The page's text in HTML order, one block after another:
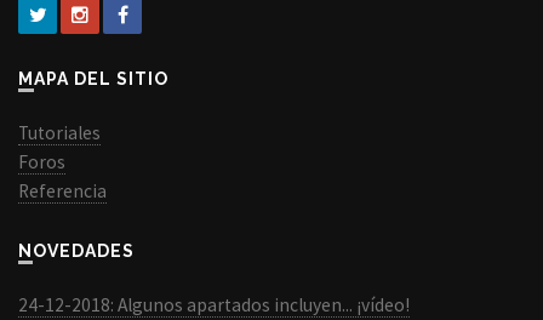
MAPA DEL SITIO
Tutoriales
Foros
Referencia
NOVEDADES
24-12-2018: Algunos apartados incluyen... ¡vídeo!